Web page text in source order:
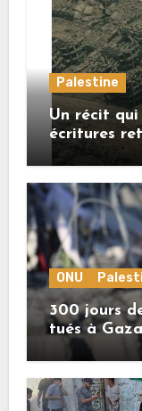
Palestine
Un récit qui
écritures
crimes
ONU
300 jours
tués à Gaza